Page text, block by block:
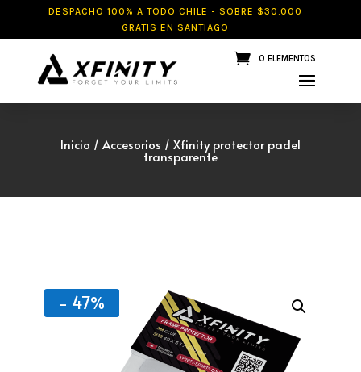
DESPACHO 100% A TODO CHILE - SOBRE $30.000
GRATIS EN SANTIAGO
0 ELEMENTOS
Inicio / Accesorios / Xfinity protector padel
transparente
- 47%